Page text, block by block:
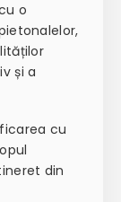
o
și a
cu
din